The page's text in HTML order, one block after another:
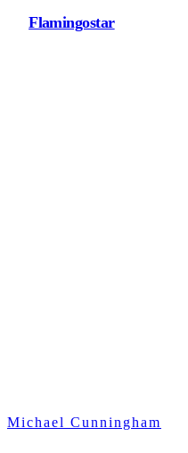
Flamingostar
Michael Cunningham